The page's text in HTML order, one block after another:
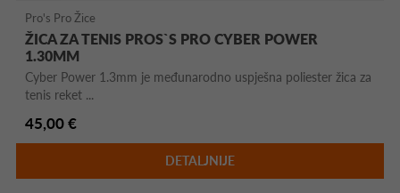
Pro's Pro Žice
ŽICA ZA TENIS PROS`S PRO CYBER POWER
1.30MM
Cyber Power 1.3mm je međunarodno uspješna poliester žica za
tenis reket ...
45,00 €
DETALJNIJE